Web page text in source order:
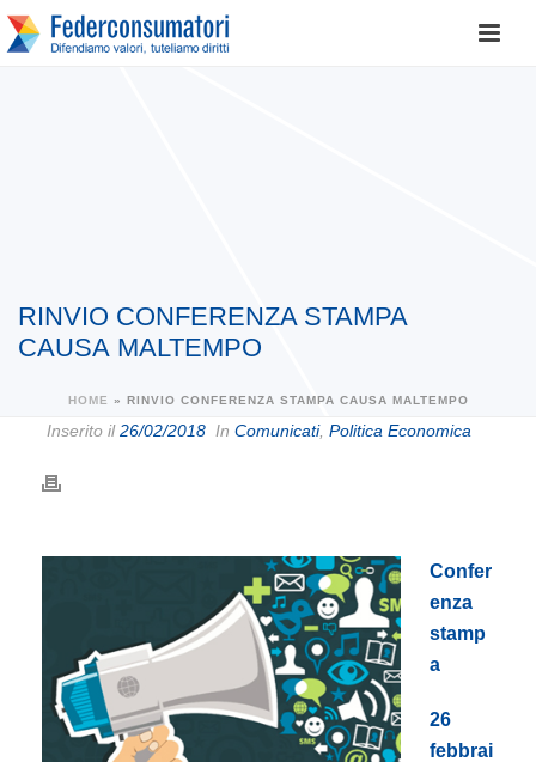
RINVIO CONFERENZA STAMPA
CAUSA MALTEMPO
HOME » RINVIO CONFERENZA STAMPA CAUSA MALTEMPO
Inserito il26/02/2018 In Comunicati, Politica Economica
Confer
enza
stamp
a
26
febbrai